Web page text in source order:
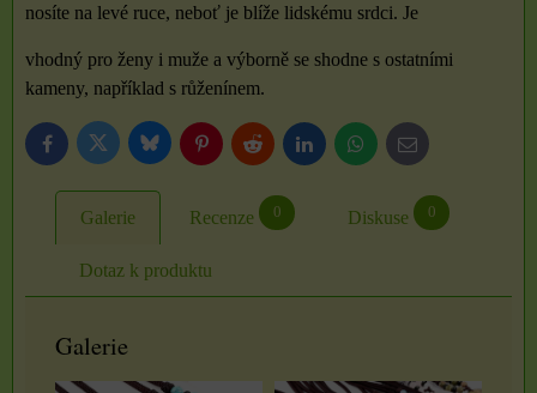
nosíte na levé ruce, neboť je blíže lidskému srdci. Je
vhodný pro ženy i muže a výborně se shodne s ostatními
kameny, například s růženínem.
FacebookTwitter BlueskyPinterestReddit LinkedInWhatsApp
E-
mail
Galerie Recenze 0 Diskuse 0
Dotaz k produktu
Galerie